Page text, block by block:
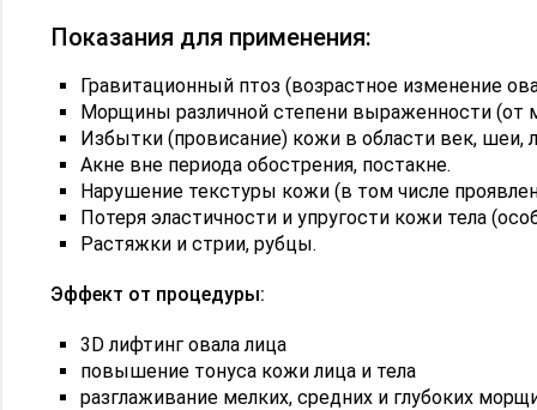
Показания для применения:
Гравитационный птоз (возрастное изменение
Морщины различной степени выраженности (от
Избытки (провисание) кожи в области век, шеи,
Акне вне периода обострения, постакне.
Нарушение текстуры кожи (в том числе
Потеря эластичности и упругости кожи тела
Растяжки и стрии, рубцы.
Эффект от процедуры:
3D лифтинг овала лица
повышение тонуса кожи лица и тела
разглаживание мелких, средних и глубоких